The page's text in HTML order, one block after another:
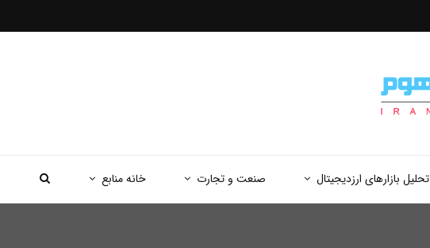
تحلیل بازارهای ارزدیجیتال صنعت و تجارت خانه منابع